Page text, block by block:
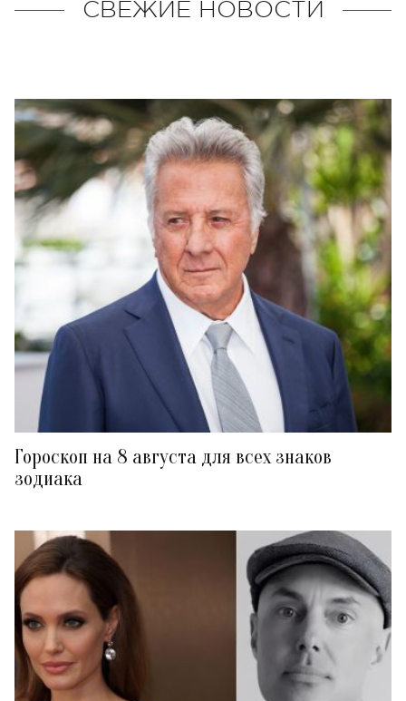
СВЕЖИЕ НОВОСТИ
Гороскоп на 8 августа для всех знаков
зодиака